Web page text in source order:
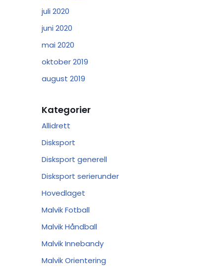
juli 2020
juni 2020
mai 2020
oktober 2019
august 2019
Kategorier
Allidrett
Disksport
Disksport generell
Disksport serierunder
Hovedlaget
Malvik Fotball
Malvik Håndball
Malvik Innebandy
Malvik Orientering